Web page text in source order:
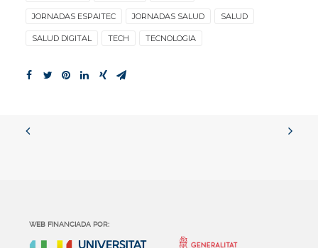
JORNADAS ESPAITEC JORNADAS SALUD SALUD
SALUD DIGITAL TECH TECNOLOGIA
WEB FINANCIADA POR: